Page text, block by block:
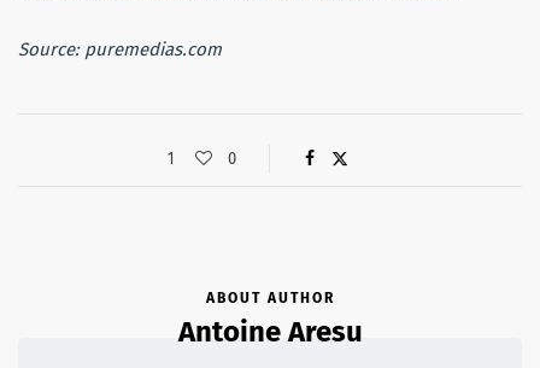
Source: puremedias.com
1 0
ABOUT AUTHOR
Antoine Aresu